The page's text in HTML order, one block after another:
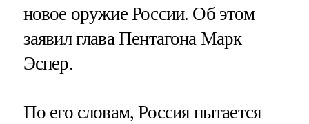
новое оружие России. Об этом
заявил глава Пентагона Марк
Эспер.
По его словам, Россия пытается